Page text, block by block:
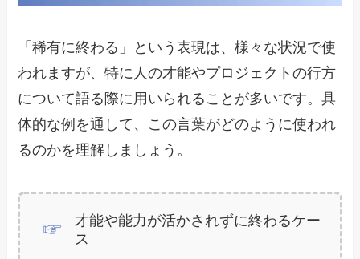
「稀有に終わる」という表現は、様々な状況で使
われますが、特に人の才能やプロジェクトの行方
について語る際に用いられることが多いです。具
体的な例を通して、この言葉がどのように使われ
るのかを理解しましょう。
才能や能力が活かされずに終わるケー
ス